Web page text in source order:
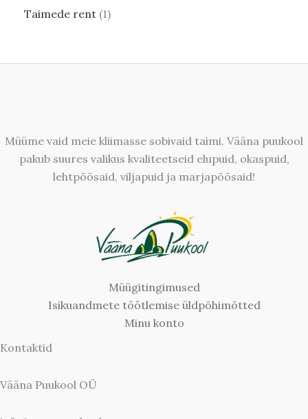
Taimede rent 1
Müüme vaid meie kliimasse sobivaid taimi. Vääna puukool
pakub suures valikus kvaliteetseid elupuid, okaspuid,
lehtpõõsaid, viljapuid ja marjapõõsaid!
Müügitingimused
Isikuandmete töötlemise üldpõhimõtted
Minu konto
Kontaktid
Vääna Puukool OÜ